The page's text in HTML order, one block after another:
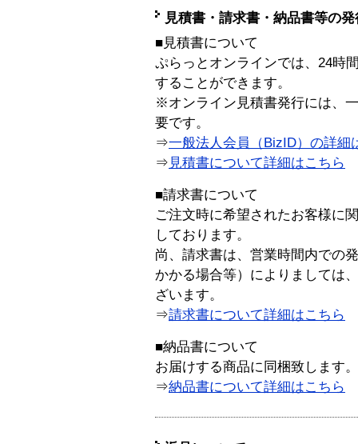
見積書・請求書・納品書等の
■見積書について
ぷらっとオンラインでは、24時
することができます。
※オンライン見積書発行には、
要です。
⇒一般法人会員（BizID）の詳細
⇒ 見積書について詳細はこちら
■請求書について
ご注文時に希望されたお客様に
しております。
尚、請求書は、営業時間内での
かかる場合等）によりましては
ざいます。
⇒請求書について詳細はこちら
■納品書について
お届けする商品に同梱致します。
⇒納品書について詳細はこちら